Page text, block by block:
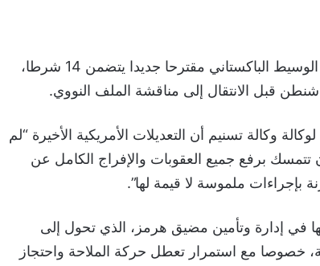
ووفقا لمصادر إيرانية، فقد سلمت طهران عبر الوسيط الباكستاني مقترحا جديدا يتضمن 14 شرطا،
قبل الانتقال إلى مناقشة الملف النووي.
وكالة تسنيم أن التعديلات الأمريكية الأخيرة “لم
تتمسك برفع جميع العقوبات والإفراج الكامل عن
بإجراءات ملموسة لا قيمة لها”.
إدارة وتأمين مضيق هرمز، الذي تحول إلى
خصوصا مع استمرار تعطل حركة الملاحة واحتجاز